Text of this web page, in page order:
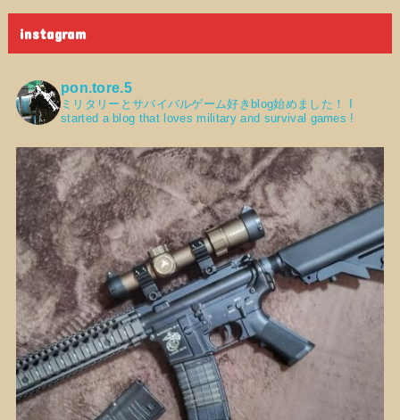
instagram
pon.tore.5
ミリタリーとサバイバルゲーム好きblog始めました！
started a blog that loves military and survival games !